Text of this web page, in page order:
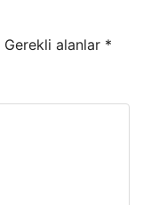
Gerekli alanlar *